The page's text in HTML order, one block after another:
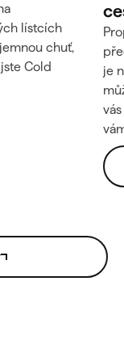
lístcích
chuť,
Cold
je